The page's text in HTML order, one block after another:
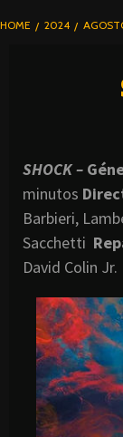
HOME 2024
SHOCK –
minutos
Barbieri,
Sacchetti
David Colin Jr.